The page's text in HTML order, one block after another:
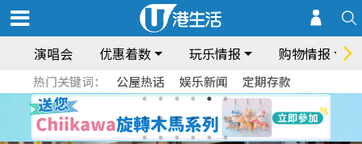
演唱会 优惠着数 玩乐情报 购物情报
热门关键词： 公屋热话 娱乐新闻 定期存款